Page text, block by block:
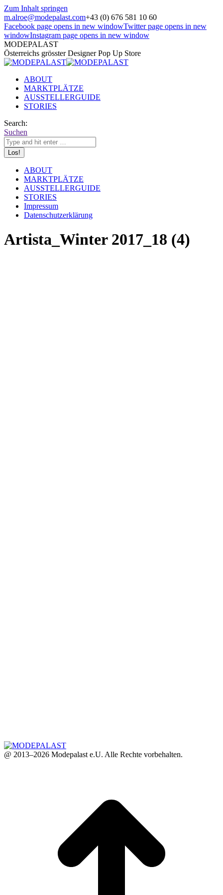
Zum Inhalt springen
m.alroe@modepalast.com+43 (0) 676 581 10 60
Facebook page opens in new windowTwitter page opens in new
windowInstagram page opens in new window
MODEPALAST
Österreichs grösster Designer Pop Up Store
ABOUT
MARKTPLÄTZE
AUSSTELLERGUIDE
STORIES
Search:
Suchen
ABOUT
MARKTPLÄTZE
AUSSTELLERGUIDE
STORIES
Impressum
Datenschutzerklärung
Artista_Winter 2017_18 (4)
@ 2013–2026 Modepalast e.U. Alle Rechte vorbehalten.